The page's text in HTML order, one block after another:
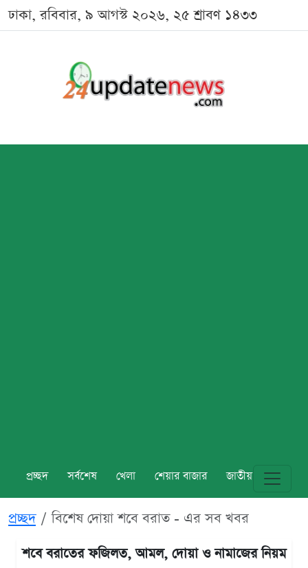
ঢাকা, রবিবার, ৯ আগস্ট ২০২৬, ২৫ শ্রাবণ ১৪৩৩
প্রচ্ছদ সর্বশেষ খেলা শেয়ার বাজার জাতীয় বিশ্ব
প্রচ্ছদ বিশেষ দোয়া শবে বরাত - এর সব খবর
শবে বরাতের ফজিলত, আমল, দোয়া ও নামাজের নিয়ম